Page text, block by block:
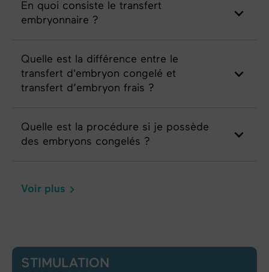
En quoi consiste le transfert
embryonnaire ?
Quelle est la différence entre le
transfert d'embryon congelé et
transfert d’embryon frais ?
Quelle est la procédure si je possède
des embryons congelés ?
Voir plus
STIMULATION